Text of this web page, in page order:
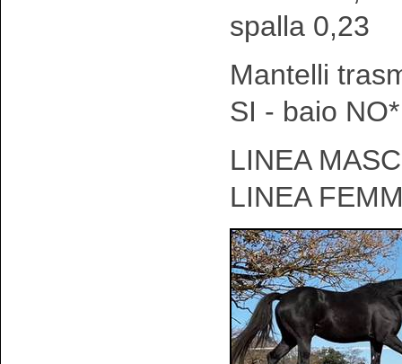
spalla 0,23
Mantelli
SI - baio
LINEA
LINEA